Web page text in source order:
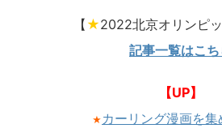
【 ★2022北京オリンピ
記事一覧はこち
【UP】
★ カーリング漫画を集